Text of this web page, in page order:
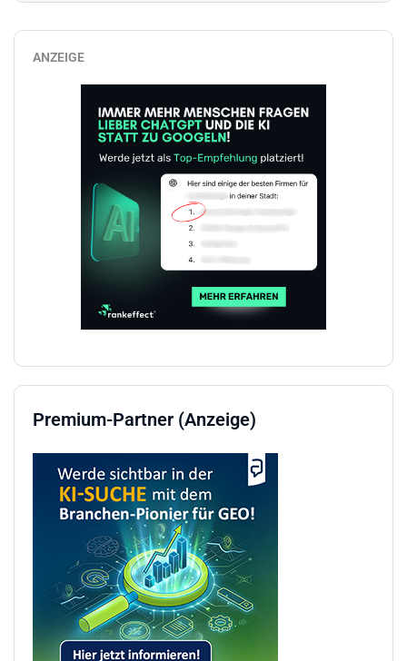
ANZEIGE
Premium-Partner (Anzeige)